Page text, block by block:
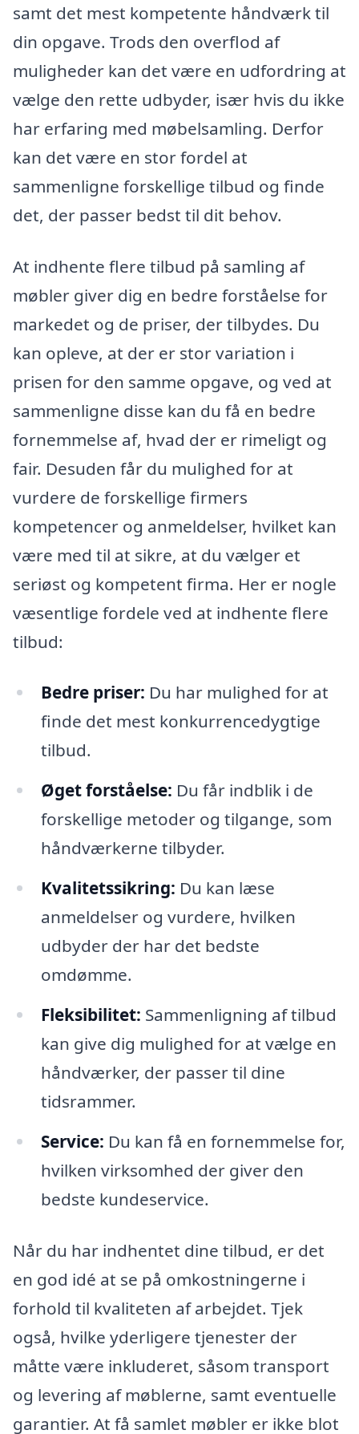
samt det mest kompetente håndværk til
din opgave. Trods den overflod af
muligheder kan det være en udfordring at
vælge den rette udbyder, især hvis du ikke
har erfaring med møbelsamling. Derfor
kan det være en stor fordel at
sammenligne forskellige tilbud og finde
det, der passer bedst til dit behov.
At indhente flere tilbud på samling af
møbler giver dig en bedre forståelse for
markedet og de priser, der tilbydes. Du
kan opleve, at der er stor variation i
prisen for den samme opgave, og ved at
sammenligne disse kan du få en bedre
fornemmelse af, hvad der er rimeligt og
fair. Desuden får du mulighed for at
vurdere de forskellige firmers
kompetencer og anmeldelser, hvilket kan
være med til at sikre, at du vælger et
seriøst og kompetent firma. Her er nogle
væsentlige fordele ved at indhente flere
tilbud:
Bedre priser: Du har mulighed for at
finde det mest konkurrencedygtige
tilbud.
Øget forståelse: Du får indblik i de
forskellige metoder og tilgange, som
håndværkerne tilbyder.
Kvalitetssikring: Du kan læse
anmeldelser og vurdere, hvilken
udbyder der har det bedste
omdømme.
Fleksibilitet: Sammenligning af tilbud
kan give dig mulighed for at vælge en
håndværker, der passer til dine
tidsrammer.
Service: Du kan få en fornemmelse for,
hvilken virksomhed der giver den
bedste kundeservice.
Når du har indhentet dine tilbud, er det
en god idé at se på omkostningerne i
forhold til kvaliteten af arbejdet. Tjek
også, hvilke yderligere tjenester der
måtte være inkluderet, såsom transport
og levering af møblerne, samt eventuelle
garantier. At få samlet møbler er ikke blot